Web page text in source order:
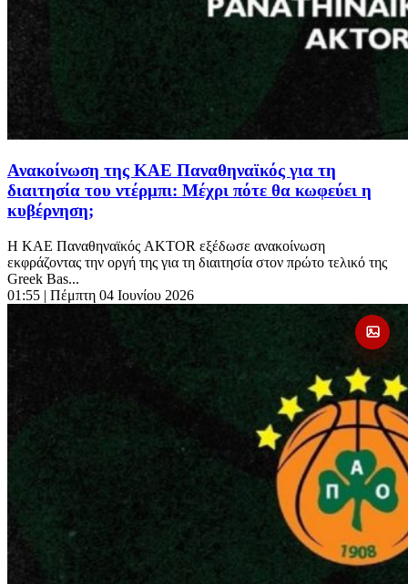
Ανακοίνωση της ΚΑΕ Παναθηναϊκός για τη
διαιτησία του ντέρμπι: Μέχρι πότε θα κωφεύει η
κυβέρνηση;
Η ΚΑΕ Παναθηναϊκός AKTOR εξέδωσε ανακοίνωση
εκφράζοντας την οργή της για τη διαιτησία στον πρώτο τελικό της
Greek Bas...
01:55 | Πέμπτη 04 Ιουνίου 2026